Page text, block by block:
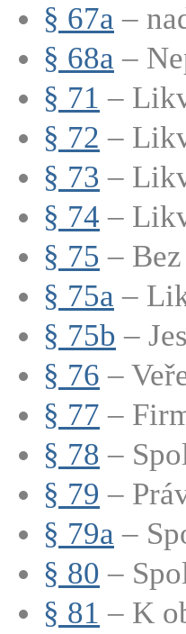
§ 67a –
§ 68a –
§ 71 –
§ 72 –
§ 73 –
§ 74 –
§ 75 –
§ 75a –
§ 75b –
§ 76 –
§ 77 –
§ 78 –
§ 79 –
§ 79a –
§ 80 –
§ 81 – K